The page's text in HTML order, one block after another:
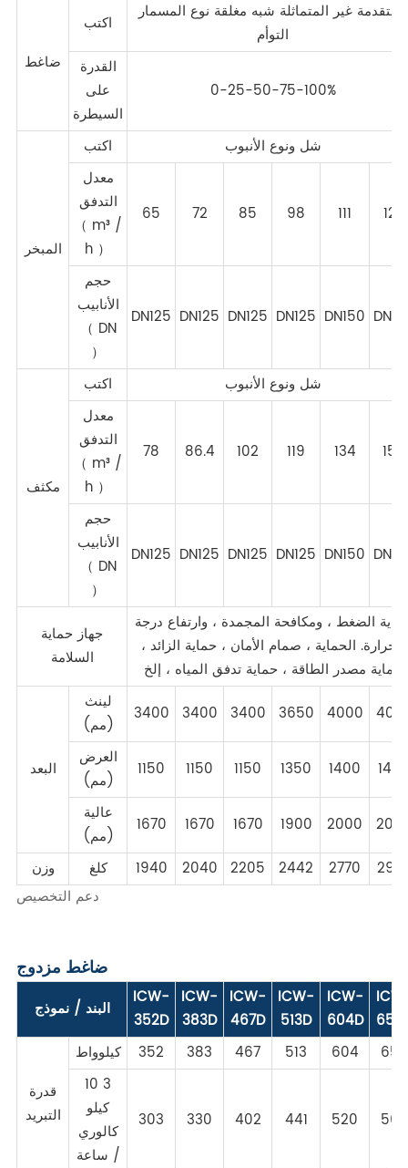
ضاغط
اكتب
المتقدمة غير المتماثلة شبه مغلقة نوع المسمار
التوأم
القدرة
على
السيطرة
0-25-50-75-100%
المبخر
اكتب
شل ونوع الأنبوب
معدل
التدفق
（ m³ /
h ）
65 72 85 98 111 125
حجم
الأنابيب
（ DN
）
DN125 DN125 DN125 DN125 DN150
مكثف
اكتب
شل ونوع الأنبوب
معدل
التدفق
（ m³ /
h ）
78 86.4 102 119 134 156
حجم
الأنابيب
（ DN
）
DN125 DN125 DN125 DN125 DN150
جهاز حماية
السلامة
الضغط ، ومكافحة المجمدة ، وارتفاع درجة
الحرارة. الحماية ، صمام الأمان ، حماية الزائد ،
حماية مصدر الطاقة ، حماية تدفق المياه ، إلخ
البعد
لينث
(مم)
3400 3400 3400 3650 4000
العرض
(مم)
1150 1150 1150 1350 1400
عالية
(مم)
1670 1670 1670 1900 2000
وزن
كلغ 1940 2040 2205 2442 2770
دعم التخصيص
ضاغط مزدوج
البند / نموذج
ICW-
352D
ICW-
383D
ICW-
467D
ICW-
513D
ICW-
604D
قدرة
التبريد
كيلوواط 352 383 467 513 604
658
10 3
كيلو
كالوري
/ ساعة
303 330 402 441 520 566